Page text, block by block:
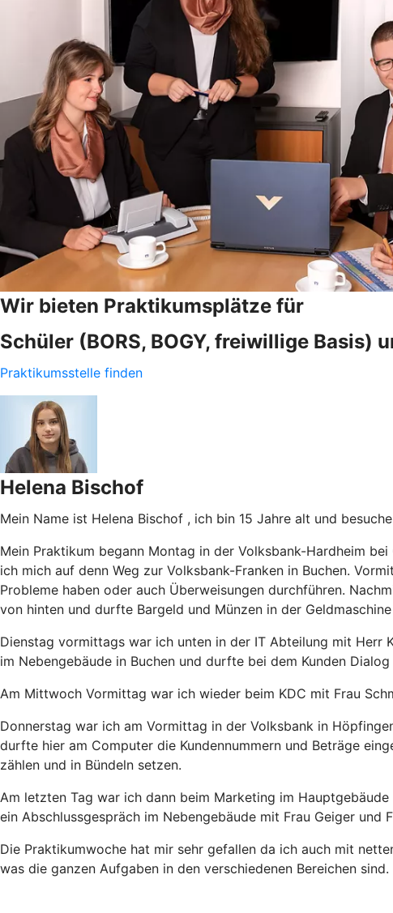
Wir bieten Praktikumsplätze für
Schüler (BORS, BOGY, freiwillige Basis)
Praktikumsstelle finden
Helena Bischof
Mein Name ist Helena Bischof , ich bin 15 Jahre alt und
Mein Praktikum begann Montag in der Volksbank-Hardheim
ich mich auf denn Weg zur Volksbank-Franken in Buchen.
Probleme haben oder auch Überweisungen durchführen.
von hinten und durfte Bargeld und Münzen in der
Dienstag vormittags war ich unten in der IT Abteilung mit Herr
im Nebengebäude in Buchen und durfte bei dem Kunden
Am Mittwoch Vormittag war ich wieder beim KDC mit Frau
Donnerstag war ich am Vormittag in der Volksbank in
durfte hier am Computer die Kundennummern und Beträge
zählen und in Bündeln setzen.
Am letzten Tag war ich dann beim Marketing im
ein Abschlussgespräch im Nebengebäude mit Frau Geiger und
Die Praktikumwoche hat mir sehr gefallen da ich auch mit
was die ganzen Aufgaben in den verschiedenen Bereichen